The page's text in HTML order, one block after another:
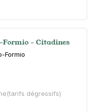
Formio - Citadines
Formio
(tarifs dégressifs)